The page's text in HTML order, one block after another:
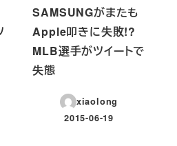
SAMSUNGがまたも
Apple叩きに失敗!?
MLB選手がツイートで
失態
xiaolong
投稿日
2015-06-19